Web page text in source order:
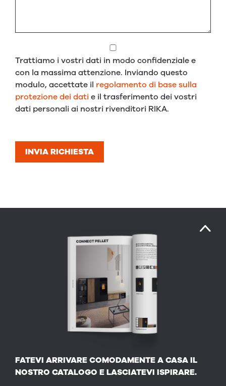
Trattiamo i vostri dati in modo confidenziale e
con la massima attenzione. Inviando questo
modulo, accettate il regolamento di base sulla
protezione dei datie il trasferimento dei vostri
dati personali ai nostri rivenditori RIKA.
INVIA RICHIESTA
FATEVI ARRIVARE COMODAMENTE A CASA IL
NOSTRO CATALOGO E LASCIATEVI ISPIRARE.